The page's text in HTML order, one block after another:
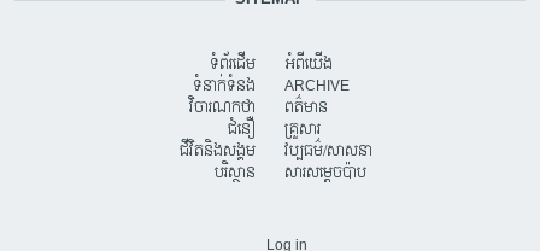
ទំព័រដើម
ទំនាក់ទំនង
វិចារណកថា
ជំនឿ
ជីវិតនិងសង្គម
បរិស្ថាន
អំពីយើង
ARCHIVE
ពត៌មាន
គ្រួសារ
វប្បធម៌/សាសនា
សារសម្តេចប៉ាប
Log in